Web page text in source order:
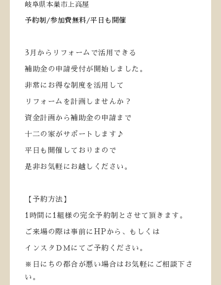
岐阜県本巣市上高屋
予約制 /参加費無料 /平日も開催
3 月からリフォームで活用できる
補助金の申請受付が開始しました。
非常にお得な制度を活用して
リフォームを計画しませんか？
資金計画から補助金の申請まで
十二の家がサポートします♪
平日も開催しておりまので
是非お気軽にお越しください。
【予約方法】
1 時間に 1 組様の完全予約制とさせて頂きます。
ご来場の際は事前に HP から、もしくは
インスタＤＭにてご予約ください。
※日にちの都合が悪い場合はお気軽にご相談下さ
い。